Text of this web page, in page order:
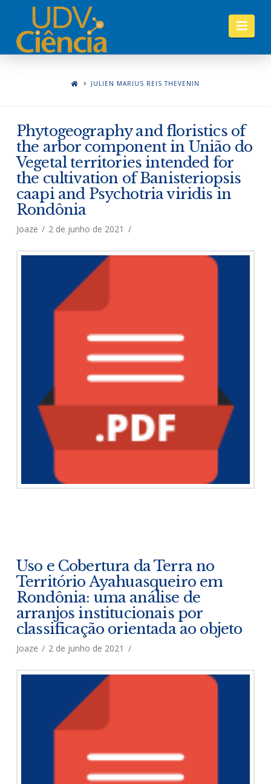
JULIEN MARIUS REIS THEVENIN
Phytogeography and floristics of
the arbor component in União do
Vegetal territories intended for
the cultivation of Banisteriopsis
caapi and Psychotria viridis in
Rondônia
Joaze 2 de junho de 2021
Uso e Cobertura da Terra no
Território Ayahuasqueiro em
Rondônia: uma análise de
arranjos institucionais por
classificação orientada ao objeto
Joaze 2 de junho de 2021